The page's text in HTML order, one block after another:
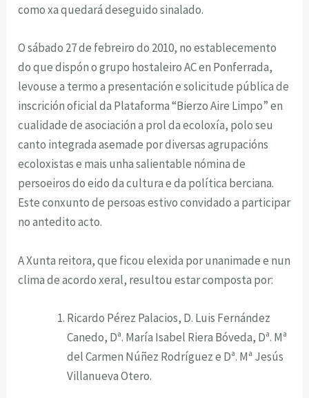
como xa quedará deseguido sinalado.
O sábado 27 de febreiro do 2010, no establecemento
do que dispón o grupo hostaleiro AC en Ponferrada,
levouse a termo a presentación e solicitude pública de
inscrición oficial da Plataforma “Bierzo Aire Limpo” en
cualidade de asociación a prol da ecoloxía, polo seu
canto integrada asemade por diversas agrupacións
ecoloxistas e mais unha salientable nómina de
persoeiros do eido da cultura e da política berciana.
Este conxunto de persoas estivo convidado a participar
no antedito acto.
A Xunta reitora, que ficou elexida por unanimade e nun
clima de acordo xeral, resultou estar composta por:
Ricardo Pérez Palacios, D. Luis Fernández
Canedo, Dª. María Isabel Riera Bóveda, Dª. Mª
del Carmen Núñez Rodríguez e Dª. Mª Jesús
Villanueva Otero.